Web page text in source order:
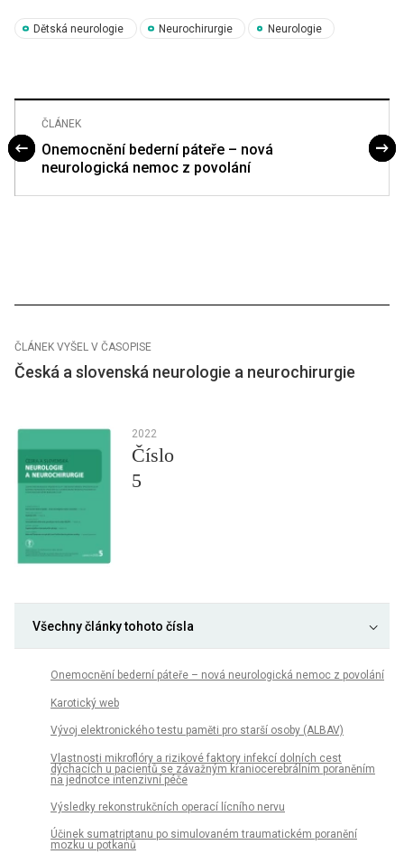
Dětská neurologie Neurochirurgie Neurologie
ČLÁNEK
Onemocnění bederní páteře – nová
neurologická nemoc z povolání
ČLÁNEK VYŠEL V ČASOPISE
Česká a slovenská neurologie a neurochirurgie
2022
Číslo
5
Všechny články tohoto čísla
Onemocnění bederní páteře – nová neurologická nemoc z povolání
Karotický web
Vývoj elektronického testu paměti pro starší osoby (ALBAV)
Vlastnosti mikroflóry a rizikové faktory infekcí dolních cest
dýchacích u pacientů se závažným kraniocerebrálním poraněním
na jednotce intenzivní péče
Výsledky rekonstrukčních operací lícního nervu
Účinek sumatriptanu po simulovaném traumatickém poranění
mozku u potkanů